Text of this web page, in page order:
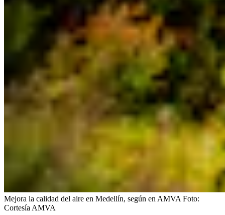
Mejora la calidad del aire en Medellín, según en AMVA Foto:
Cortesía AMVA